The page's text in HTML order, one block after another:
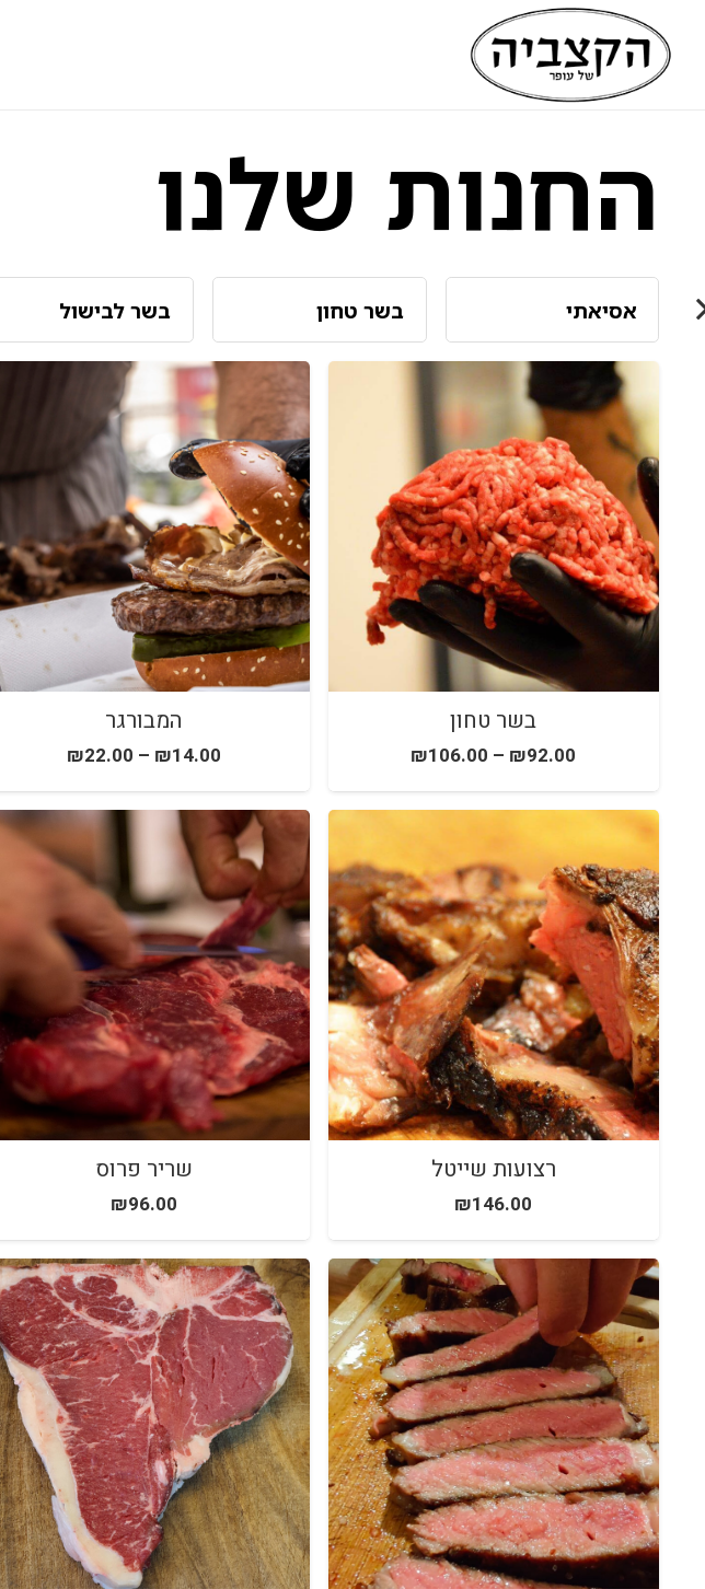
בְּאֲתָר
מַעֲרֶכֶת
הַמְּסַיַּעַת
לִנְגִישׁוּת
הָאֲתָר.
Control-
לְהַתְאָמַת
לְעִוְורִים
הַמִּשְׁתַּמְּשִׁים
בְּתוֹכְנַת
לִפְתִיחַת
תַּפְרִיט
נְגִישׁוּת.
החנות שלנו
אסיאתי בשר טחון בשר לבישול
בשר טחון
₪92.00
–
₪106.00
המבורגר
₪14.00
–
₪22.00
רצועות שייטל
₪146.00
שריר פרוס
₪96.00